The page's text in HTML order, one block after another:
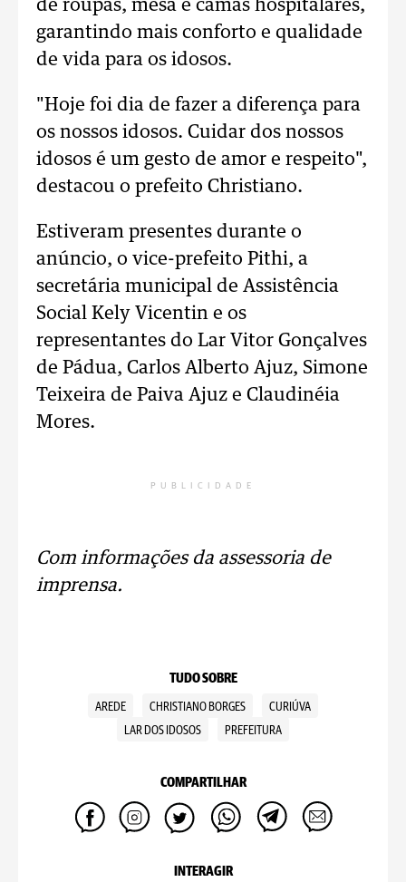
de roupas, mesa e camas hospitalares,
garantindo mais conforto e qualidade
de vida para os idosos.
"Hoje foi dia de fazer a diferença para
os nossos idosos. Cuidar dos nossos
idosos é um gesto de amor e respeito",
destacou o prefeito Christiano.
Estiveram presentes durante o
anúncio, o vice-prefeito Pithi, a
secretária municipal de Assistência
Social Kely Vicentin e os
representantes do Lar Vitor Gonçalves
de Pádua, Carlos Alberto Ajuz, Simone
Teixeira de Paiva Ajuz e Claudinéia
Mores.
PUBLICIDADE
Com informações da assessoria de
imprensa.
TUDO SOBRE
AREDE CHRISTIANO BORGES
CURIÚVA
LAR DOS IDOSOS
PREFEITURA
COMPARTILHAR
INTERAGIR